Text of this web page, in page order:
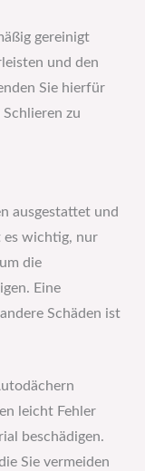
gereinigt
und den
Sie hierfür
zu
ausgestattet und
es wichtig, nur
die
Eine
Schäden ist
leicht Fehler
beschädigen.
Sie vermeiden